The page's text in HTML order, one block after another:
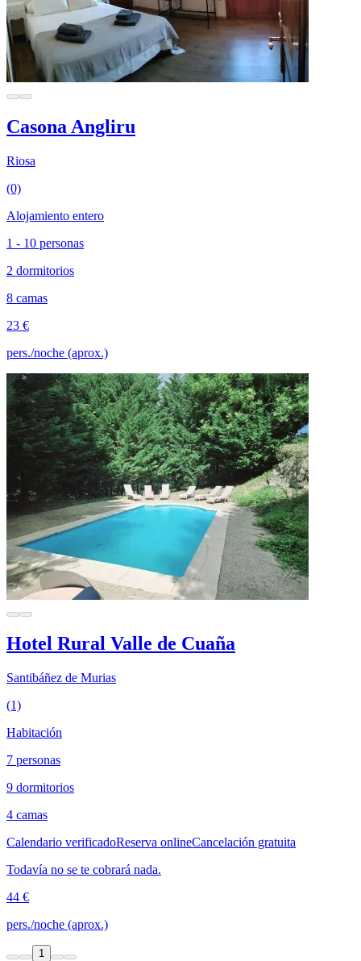
Casona Angliru
Riosa
(0)
Alojamiento entero
1 - 10 personas
2 dormitorios
8 camas
23 €
pers./noche (aprox.)
Hotel Rural Valle de Cuaña
Santibáñez de Murias
(1)
Habitación
7 personas
9 dormitorios
4 camas
Calendario verificadoReserva onlineCancelación gratuita
Todavía no se te cobrará nada.
44 €
pers./noche (aprox.)
1